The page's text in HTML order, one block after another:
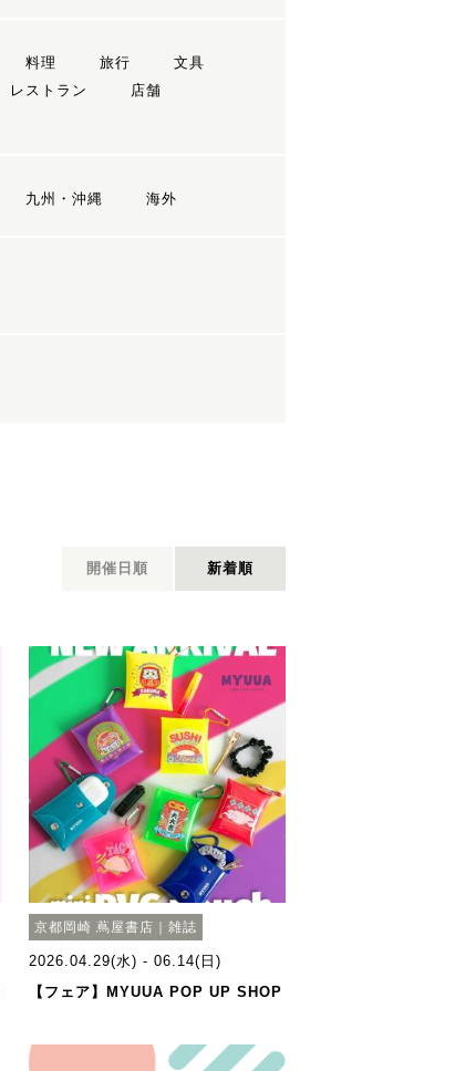
料理 旅行
文具
レストラン
店舗
九州・沖縄 海外
開催日順 新着順
京都岡崎 蔦屋書店｜雑誌
2026.04.29(水) - 06.14(日)
【フェア】MYUUA POP UP SHOP